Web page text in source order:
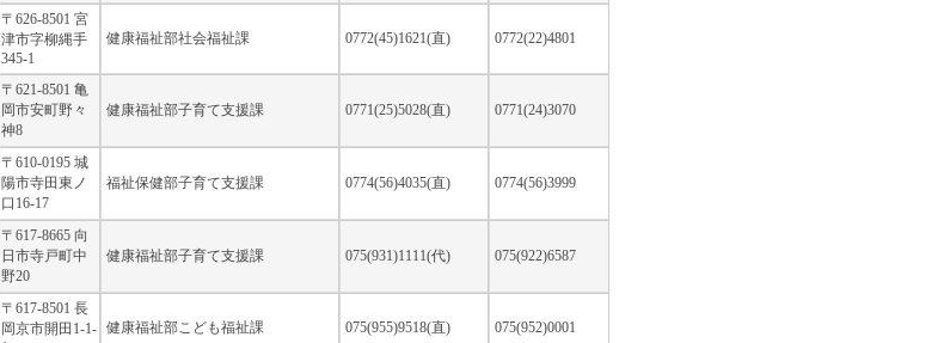
〒626-8501 宮
津市字柳縄手
345-1
健康福祉部社会福祉課 0772(45)1621(直) 0772(22)4801
〒621-8501 亀
岡市安町野々
神8
健康福祉部子育て支援課 0771(25)5028(直) 0771(24)3070
〒610-0195 城
陽市寺田東ノ
口16-17
福祉保健部子育て支援課 0774(56)4035(直) 0774(56)3999
〒617-8665 向
日市寺戸町中
野20
健康福祉部子育て支援課 075(931)1111(代) 075(922)6587
〒617-8501 長
岡京市開田1-1- 健康福祉部こども福祉課 075(955)9518(直) 075(952)0001